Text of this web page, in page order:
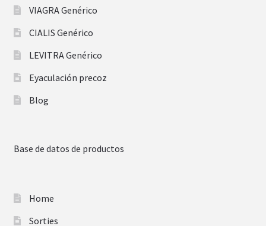
VIAGRA Genérico
CIALIS Genérico
LEVITRA Genérico
Eyaculación precoz
Blog
Base de datos de productos
Home
Sorties